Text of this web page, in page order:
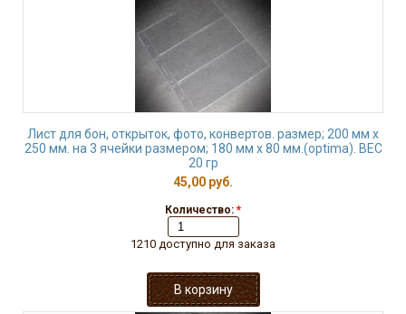
Лист для бон, открыток, фото, конвертов. размер; 200 мм х
250 мм. на 3 ячейки размером; 180 мм х 80 мм.(optima). ВЕС
20 гр
45,00 руб.
Количество: *
1210 доступно для заказа